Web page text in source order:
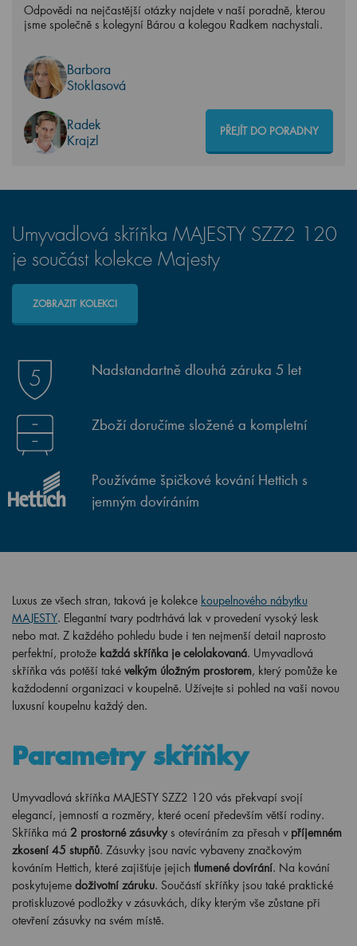
Odpovědi na nejčastější otázky najdete v naší poradně, kterou
jsme společně s kolegyní Bárou a kolegou Radkem nachystali.
Barbora
Stoklasová
Radek
Krajzl
PŘEJÍT DO PORADNY
Umyvadlová skříňka MAJESTY SZZ2 120
je součást kolekce Majesty
ZOBRAZIT KOLEKCI
Nadstandartně dlouhá záruka 5 let
Zboží doručíme složené a kompletní
Používáme špičkové kování Hettich s
jemným dovíráním
Luxus ze všech stran, taková je kolekce koupelnového nábytku
MAJESTY. Elegantní tvary podtrhává lak v provedení vysoký lesk
nebo mat. Z každého pohledu bude i ten nejmenší detail naprosto
perfektní, protože každá skříňka je celolakovaná. Umyvadlová
skříňka vás potěší také velkým úložným prostorem, který pomůže ke
každodenní organizaci v koupelně. Užívejte si pohled na vaši novou
luxusní koupelnu každý den.
Parametry skříňky
Umyvadlová skříňka MAJESTY SZZ2 120 vás překvapí svojí
elegancí, jemností a rozměry, které ocení především větší rodiny.
Skříňka má 2 prostorné zásuvky s otevíráním za přesah v příjemném
zkosení 45 stupňů. Zásuvky jsou navíc vybaveny značkovým
kováním Hettich, které zajišťuje jejich tlumené dovírání. Na kování
poskytujeme doživotní záruku. Součástí skříňky jsou také praktické
protiskluzové podložky v zásuvkách, díky kterým vše zůstane při
otevření zásuvky na svém místě.